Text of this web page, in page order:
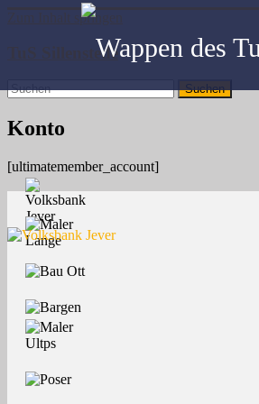
Zum Inhalt springen
TuS Sillenstede
Konto
[ultimatemember_account]